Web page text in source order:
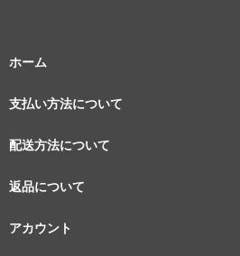
ホーム
支払い方法について
配送方法について
返品について
アカウント